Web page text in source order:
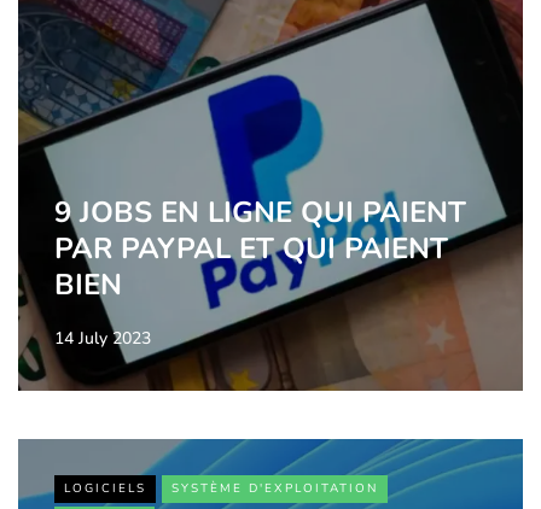
9 JOBS EN LIGNE QUI PAIENT
PAR PAYPAL ET QUI PAIENT
BIEN
14 July 2023
LOGICIELS
SYSTÈME D'EXPLOITATION